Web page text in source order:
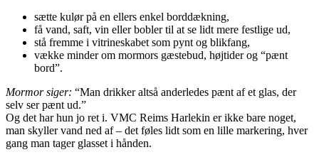
sætte kulør på en ellers enkel borddækning,
få vand, saft, vin eller bobler til at se lidt mere festlige ud,
stå fremme i vitrineskabet som pynt og blikfang,
vække minder om mormors gæstebud, højtider og “pænt
bord”.
Mormor siger: “Man drikker altså anderledes pænt af et glas, der
selv ser pænt ud.”
Og det har hun jo ret i. VMC Reims Harlekin er ikke bare noget,
man skyller vand ned af – det føles lidt som en lille markering, hver
gang man tager glasset i hånden.